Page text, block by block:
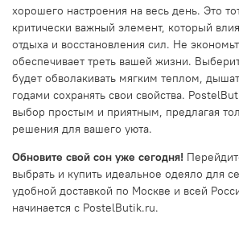
хорошего настроения на весь день. Это
критически важный элемент, который
отдыха и восстановления сил. Не
обеспечивает треть вашей жизни.
будет обволакивать мягким теплом,
годами сохранять свои свойства.
выбор простым и приятным, предлагая
решения для вашего уюта.
Обновите свой сон уже сегодня!
выбрать и купить идеальное одеяло для
удобной доставкой по Москве и всей
начинается с PostelButik.ru.